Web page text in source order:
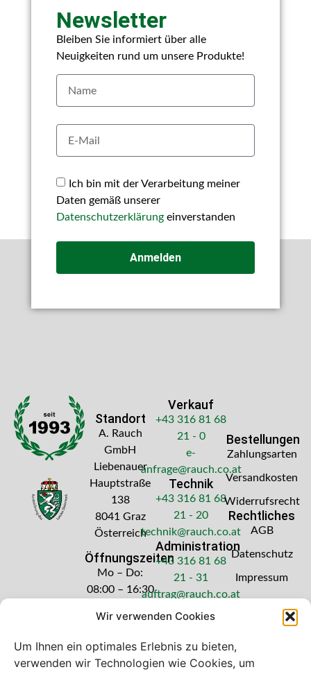
Wir verwenden Cookies
Um Ihnen ein optimales Erlebnis zu bieten,
verwenden wir Technologien wie Cookies, um
Newsletter
Bleiben Sie informiert über alle
Neuigkeiten rund um unsere Produkte!
Ich bin mit der Verarbeitung meiner
Daten gemäß unserer
Datenschutzerklärungeinverstanden
Anmelden
Standort
A. Rauch
GmbH
Liebenauer
Hauptstraße
138
8041 Graz
Österreich
Öffnungszeiten
Mo – Do:
08:00 – 16:30
Freitag: 08:00
Verkauf
+43 316 81 68
21 - 0
e-
anfrage@rauch.co.at
Technik
+43 316 81 68
21 - 20
technik@rauch.co.at
Administration
+43 316 81 68
21 - 31
auftrag@rauch.co.at
Bestellungen
Zahlungsarten
Versandkosten
Widerrufsrecht
Rechtliches
AGB
Datenschutz
Impressum